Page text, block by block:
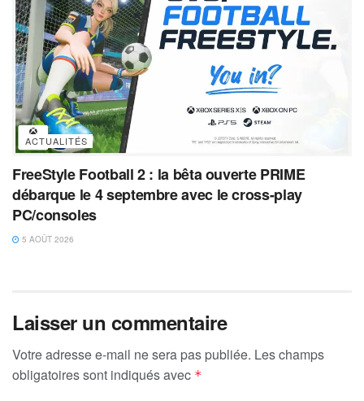
ACTUALITÉS
FreeStyle Football 2 : la bêta ouverte PRIME
débarque le 4 septembre avec le cross-play
PC/consoles
5 AOÛT 2026
Laisser un commentaire
Votre adresse e-mail ne sera pas publiée. Les champs
obligatoires sont indiqués avec *